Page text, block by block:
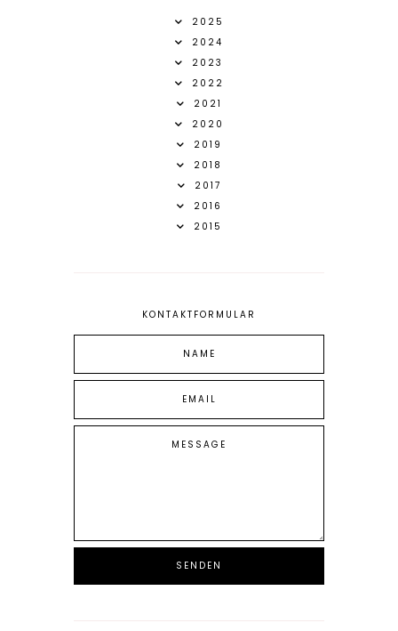
2025
2024
2023
2022
2021
2020
2019
2018
2017
2016
2015
KONTAKTFORMULAR